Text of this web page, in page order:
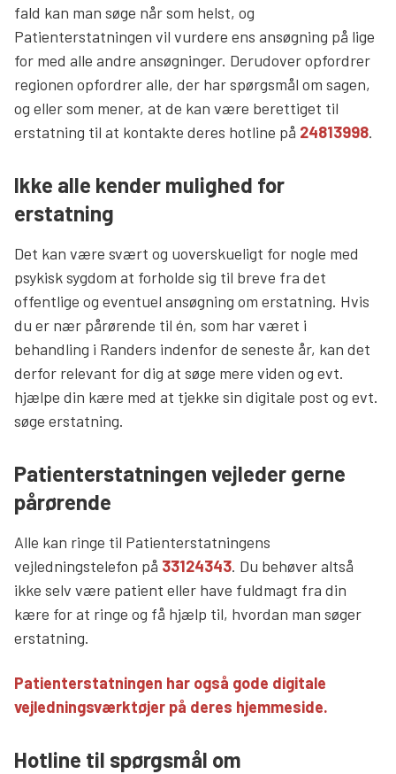
fald kan man søge når som helst, og
Patienterstatningen vil vurdere ens ansøgning på lige
for med alle andre ansøgninger. Derudover opfordrer
regionen opfordrer alle, der har spørgsmål om sagen,
og eller som mener, at de kan være berettiget til
erstatning til at kontakte deres hotline på 24813998.
Ikke alle kender mulighed for
erstatning
Det kan være svært og uoverskueligt for nogle med
psykisk sygdom at forholde sig til breve fra det
offentlige og eventuel ansøgning om erstatning. Hvis
du er nær pårørende til én, som har været i
behandling i Randers indenfor de seneste år, kan det
derfor relevant for dig at søge mere viden og evt.
hjælpe din kære med at tjekke sin digitale post og evt.
søge erstatning.
Patienterstatningen vejleder gerne
pårørende
Alle kan ringe til Patienterstatningens
vejledningstelefon på 33124343. Du behøver altså
ikke selv være patient eller have fuldmagt fra din
kære for at ringe og få hjælp til, hvordan man søger
erstatning.
Patienterstatningen har også gode digitale
vejledningsværktøjer på deres hjemmeside.
Hotline til spørgsmål om